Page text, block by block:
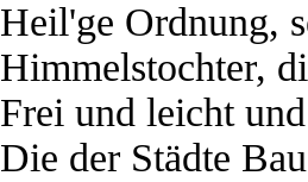
Heil'ge Ordnung,
Himmelstochter,
Frei und leicht
Die der Städte